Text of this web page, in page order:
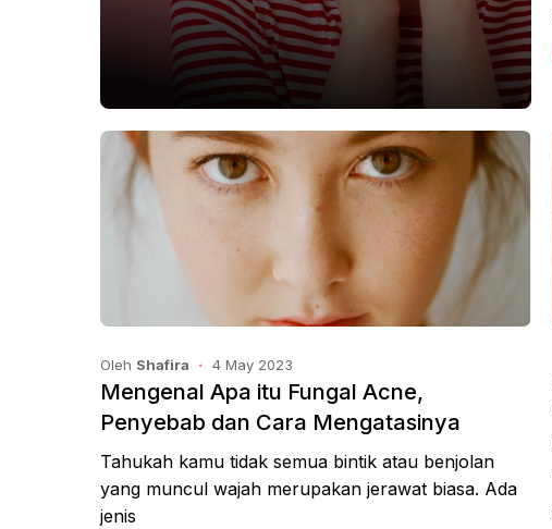
Oleh Shafira 4 May 2023
Mengenal Apa itu Fungal Acne,
Penyebab dan Cara Mengatasinya
Tahukah kamu tidak semua bintik atau benjolan
yang muncul wajah merupakan jerawat biasa. Ada
jenis